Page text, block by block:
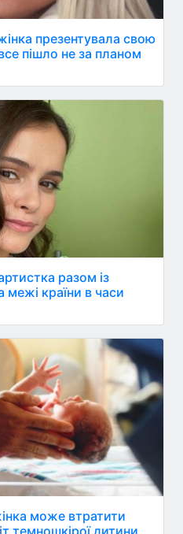
презентувала свою
пішло не за планом
разом із
країни в часи
може втратити
темношкірої дитини